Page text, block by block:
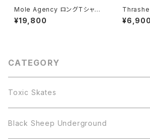
Mole Agency ロングTシャツ
手刷り 後染め Drunk Injuns
¥19,800
Thrasher
ー
¥6,900
CATEGORY
Toxic Skates
Black Sheep Underground